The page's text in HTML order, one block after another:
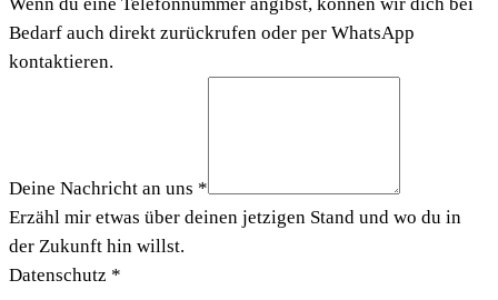
Bedarf auch direkt zurückrufen oder per WhatsApp
kontaktieren.
Deine Nachricht an uns *
Erzähl mir etwas über deinen jetzigen Stand und wo du in
der Zukunft hin willst.
Datenschutz *